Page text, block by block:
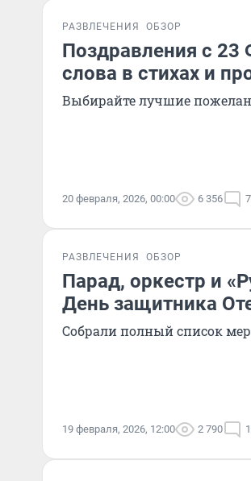
РАЗВЛЕЧЕНИЯ ОБЗОР
Поздравления с
слова в стихах и
Выбирайте лучшие
20 февраля, 2026, 00:00 6 356 7
РАЗВЛЕЧЕНИЯ ОБЗОР
Парад, оркестр и
День защитника
Собрали полный список
19 февраля, 2026, 12:00 2 790